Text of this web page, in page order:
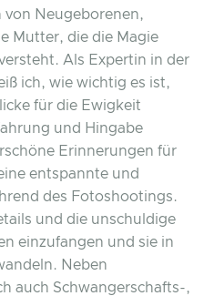
von Neugeborenen,
Mutter, die die Magie
Als Expertin in der
ich, wie wichtig es ist,
für die Ewigkeit
und Hingabe
Erinnerungen für
entspannte und
des Fotoshootings.
und die unschuldige
einzufangen und sie in
Neben
auch Schwangerschafts-,